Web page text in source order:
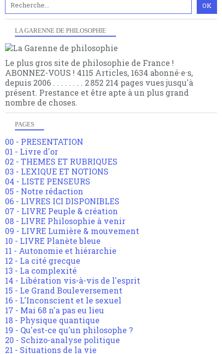
LA GARENNE DE PHILOSOPHIE
Le plus gros site de philosophie de France !
ABONNEZ-VOUS ! 4115 Articles, 1634 abonné·e·s,
depuis 2006 . . . . . . . . 2 852 214 pages vues jusqu'à
présent. Prestance et être apte à un plus grand
nombre de choses.
PAGES
00 - PRESENTATION
01 - Livre d'or
02 - THEMES ET RUBRIQUES
03 - LEXIQUE ET NOTIONS
04 - LISTE PENSEURS
05 - Notre rédaction
06 - LIVRES ICI DISPONIBLES
07 - LIVRE Peuple & création
08 - LIVRE Philosophie à venir
09 - LIVRE Lumière & mouvement
10 - LIVRE Planète bleue
11 - Autonomie et hiérarchie
12 - La cité grecque
13 - La complexité
14 - Libération vis-à-vis de l'esprit
15 - Le Grand Bouleversement
16 - L'Inconscient et le sexuel
17 - Mai 68 n'a pas eu lieu
18 - Physique quantique
19 - Qu'est-ce qu'un philosophe ?
20 - Schizo-analyse politique
21 - Situations de la vie